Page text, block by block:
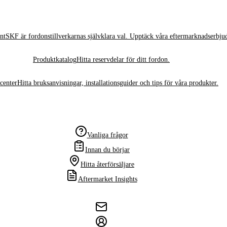
SKF är fordonstillverkarnas självklara val. Upptäck våra
ProduktkatalogHitta reservdelar för ditt fordon.
Hitta bruksanvisningar, installationsguider och tips för våra produkter.
Vanliga frågor
Innan du börjar
Hitta återförsäljare
Aftermarket Insights